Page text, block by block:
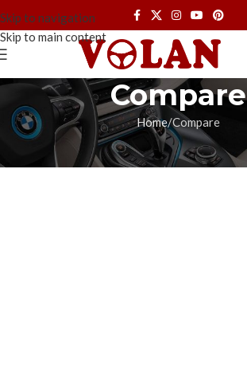
Skip to navigation
Skip to main content
Compare
Home Compare